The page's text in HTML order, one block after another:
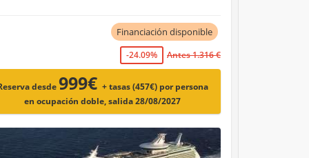
Financiación disponible
-24.09% Antes 1.316 €
desde999€ + tasas (457€) por persona
en ocupación doble, salida 28/08/2027